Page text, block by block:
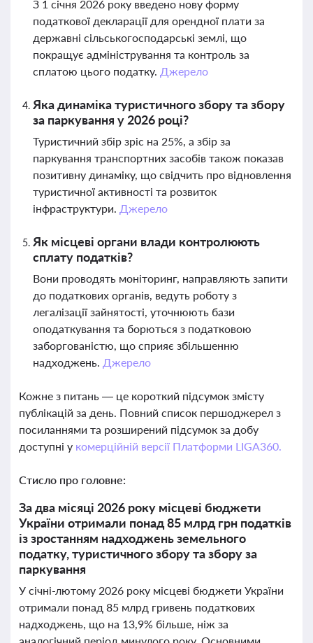
З 1 січня 2026 року введено нову форму
податкової декларації для орендної плати за
державні сільськогосподарські землі, що
покращує адміністрування та контроль за
сплатою цього податку. Джерело
Яка динаміка туристичного збору та збору
за паркування у 2026 році?
Туристичний збір зріс на 25%, а збір за
паркування транспортних засобів також показав
позитивну динаміку, що свідчить про відновлення
туристичної активності та розвиток
інфраструктури. Джерело
Як місцеві органи влади контролюють
сплату податків?
Вони проводять моніторинг, направляють запити
до податкових органів, ведуть роботу з
легалізації зайнятості, уточнюють бази
оподаткування та борються з податковою
заборгованістю, що сприяє збільшенню
надходжень. Джерело
Кожне з питань — це короткий підсумок змісту
публікацій за день. Повний список першоджерел з
посиланнями та розширений підсумок за добу
доступні у комерційній версії Платформи LIGA360.
Стисло про головне:
За два місяці 2026 року місцеві бюджети
України отримали понад 85 млрд грн податків
із зростанням надходжень земельного
податку, туристичного збору та збору за
паркування
У січні-лютому 2026 року місцеві бюджети України
отримали понад 85 млрд гривень податкових
надходжень, що на 13,9% більше, ніж за